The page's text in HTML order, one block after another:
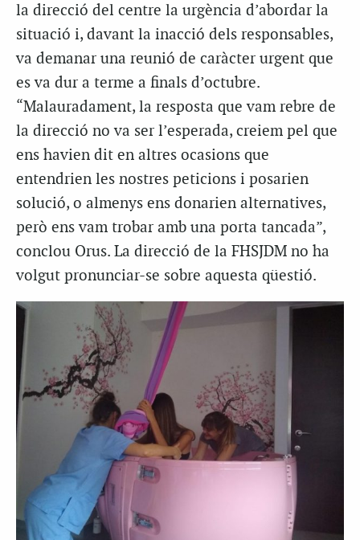
la direcció del centre la urgència d’abordar la
situació i, davant la inacció dels responsables,
va demanar una reunió de caràcter urgent que
es va dur a terme a finals d’octubre.
“Malauradament, la resposta que vam rebre de
la direcció no va ser l’esperada, creiem pel que
ens havien dit en altres ocasions que
entendrien les nostres peticions i posarien
solució, o almenys ens donarien alternatives,
però ens vam trobar amb una porta tancada”,
conclou Orus. La direcció de la FHSJDM no ha
volgut pronunciar-se sobre aquesta qüestió.